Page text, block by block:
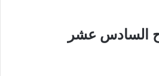
السادس عشر